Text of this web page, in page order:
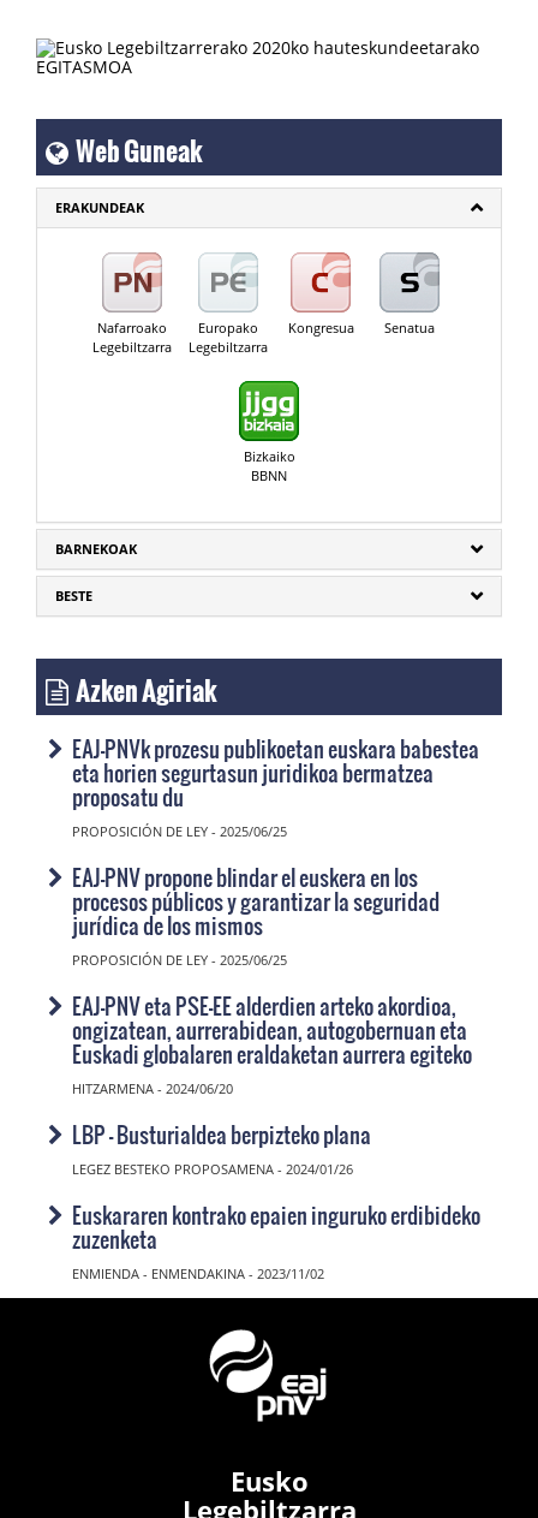
Web Guneak
ERAKUNDEAK
Nafarroako
Legebiltzarra
Europako
Legebiltzarra
Kongresua Senatua
Bizkaiko
BBNN
BARNEKOAK
BESTE
Azken Agiriak
EAJ-PNVk prozesu publikoetan euskara babestea
eta horien segurtasun juridikoa bermatzea
proposatu du
PROPOSICIÓN DE LEY - 2025/06/25
EAJ-PNV propone blindar el euskera en los
procesos públicos y garantizar la seguridad
jurídica de los mismos
PROPOSICIÓN DE LEY - 2025/06/25
EAJ-PNV eta PSE-EE alderdien arteko akordioa,
ongizatean, aurrerabidean, autogobernuan eta
Euskadi globalaren eraldaketan aurrera egiteko
HITZARMENA - 2024/06/20
LBP - Busturialdea berpizteko plana
LEGEZ BESTEKO PROPOSAMENA - 2024/01/26
Euskararen kontrako epaien inguruko erdibideko
zuzenketa
ENMIENDA - ENMENDAKINA - 2023/11/02
Eusko
Legebiltzarra